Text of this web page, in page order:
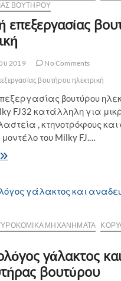
ΒΟΥΤΉΡΟΥ
επεξεργασίας
2019
No Comments
βουτήρου ηλεκτρική
βουτύρου
FJ32 κατάλληλη για
, κτηνοτρόφους και
του Milky FJ.…
ηλεκτρική
ΜΗΧΑΝΉΜΑΤΑ
γάλακτος
βουτύρου